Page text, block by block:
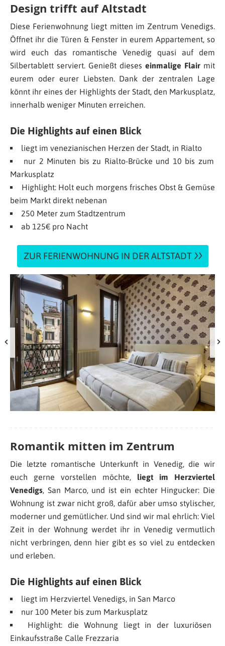
Design trifft auf Altstadt
Diese Ferienwohnung liegt mitten im Zentrum Venedigs.
Öffnet ihr die Türen & Fenster in eurem Appartement, so
wird euch das romantische Venedig quasi auf dem
Silbertablett serviert. Genießt dieses einmalige Flair mit
eurem oder eurer Liebsten. Dank der zentralen Lage
könnt ihr eines der Highlights der Stadt, den Markusplatz,
innerhalb weniger Minuten erreichen.
Die Highlights auf einen Blick
liegt im venezianischen Herzen der Stadt, in Rialto
nur 2 Minuten bis zu Rialto-Brücke und 10 bis zum
Markusplatz
Highlight: Holt euch morgens frisches Obst & Gemüse
beim Markt direkt nebenan
250 Meter zum Stadtzentrum
ab 125€ pro Nacht
ZUR FERIENWOHNUNG IN DER ALTSTADT
Romantik mitten im Zentrum
Die letzte romantische Unterkunft in Venedig, die wir
euch gerne vorstellen möchte, liegt im Herzviertel
Venedigs, San Marco, und ist ein echter Hingucker: Die
Wohnung ist zwar nicht groß, dafür aber umso stylischer,
moderner und gemütlicher. Und sind wir mal ehrlich: Viel
Zeit in der Wohnung werdet ihr in Venedig vermutlich
nicht verbringen, denn hier gibt es so viel zu entdecken
und erleben.
Die Highlights auf einen Blick
liegt im Herzviertel Venedigs, in San Marco
nur 100 Meter bis zum Markusplatz
Highlight: die Wohnung liegt in der luxuriösen
Einkaufsstraße Calle Frezzaria